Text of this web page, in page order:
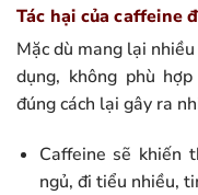
Tác hại của caffeine
Mặc dù mang lại
dụng, không phù
đúng cách lại gây ra
Caffeine sẽ khiến
ngủ, đi tiểu nhiều,